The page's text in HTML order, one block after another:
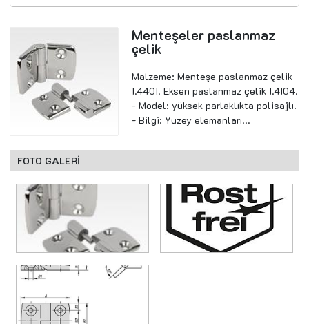
Menteşeler paslanmaz
çelik
Malzeme: Menteşe paslanmaz çelik
1.4401. Eksen paslanmaz çelik 1.4104.
- Model: yüksek parlaklıkta polisajlı.
- Bilgi: Yüzey elemanları...
FOTO GALERİ